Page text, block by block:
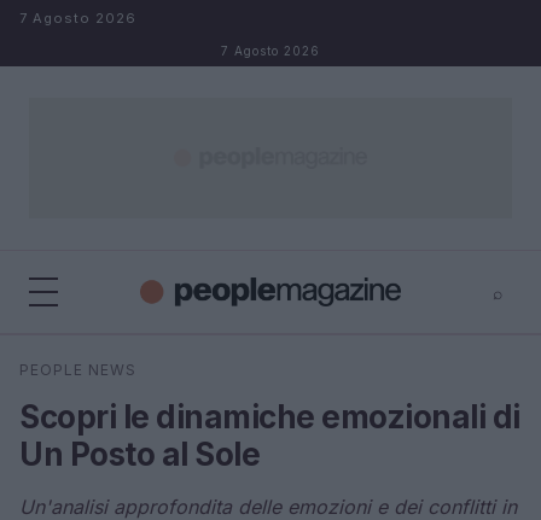
Salta al contenuto
7 Agosto 2026
7 Agosto 2026
⌕
Cerca
PEOPLE NEWS
Scopri le dinamiche emozionali di
Un Posto al Sole
Un'analisi approfondita delle emozioni e dei conflitti in